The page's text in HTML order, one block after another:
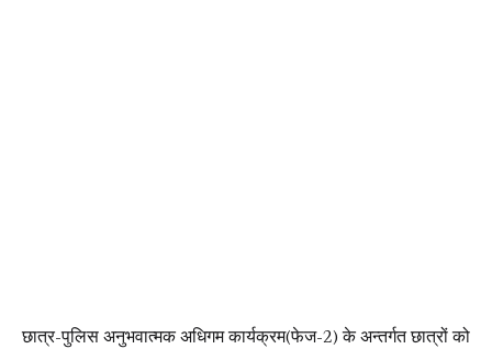
छात्र-पुलिस अनुभवात्मक अधिगम कार्यक्रम(फेज-2) के अन्तर्गत छात्रों को